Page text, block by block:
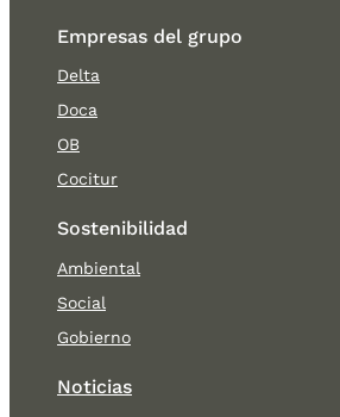
Empresas del grupo
Delta
Doca
OB
Cocitur
Sostenibilidad
Ambiental
Social
Gobierno
Noticias